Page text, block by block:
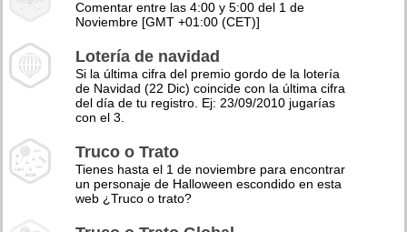
Comentar entre las 4:00 y 5:00 del 1 de
Noviembre [GMT +01:00 (CET)]
Lotería de navidad
Si la última cifra del premio gordo de la lotería
de Navidad (22 Dic) coincide con la última cifra
del día de tu registro. Ej: 23/09/2010 jugarías
con el 3.
Truco o Trato
Tienes hasta el 1 de noviembre para encontrar
un personaje de Halloween escondido en esta
web ¿Truco o trato?